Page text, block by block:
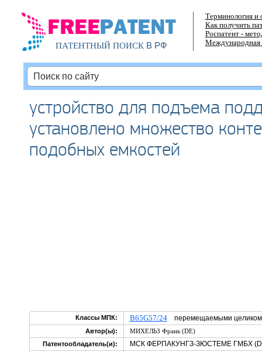
ПАТЕНТНЫЙ ПОИСКВ РФ
Терминология и
Как получить
Роспатент -
Международная
устройство для подъема
установлено множество
подобных емкостей
Классы МПК: B65G57/24перемещаемыми
Автор(ы):
МИХЕЛЬЗ Франк (DE)
Патентообладатель(и):
МСК ФЕРПАКУНГЗ-ЗЮСТЕМЕ ГМБХ